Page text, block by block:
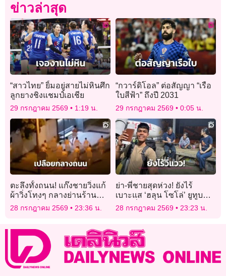
ข่าวล่าสุด
“สาวไทย” ยิ้มอยู่สายไม่หินศึก
ลูกยางชิงแชมป์เอเชีย
29 กรกฎาคม 2569 1:19 น.
“กวาร์ดิโอล” ต่อสัญญา “เรือ
ใบสีฟ้า” ถึงปี 2031
29 กรกฎาคม 2569 0:05 น.
ตะลึงทั้งถนน! แก๊งชายวิ่งแก้
ผ้าวิ่งโทงๆ กลางย่านร้าน
อาหารชื่อดังในออสเตรเลีย
28 กรกฎาคม 2569 23:36 น.
ย่า-พี่ชายสุดห่วง! ยังไร้
เบาะแส ‘ฮลุน โซโล่’ ยูทูบ
เบอร์ชื่อดังหายตัวปริศนา
จอร์เจีย
28 กรกฎาคม 2569 23:23 น.